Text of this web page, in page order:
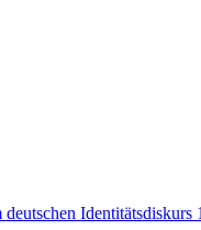
Identitätsdiskurs